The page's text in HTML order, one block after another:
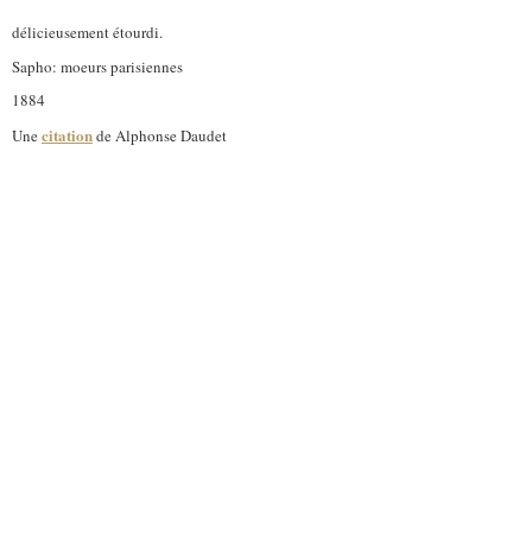
délicieusement étourdi.
Sapho: moeurs parisiennes
1884
Unecitationde Alphonse Daudet